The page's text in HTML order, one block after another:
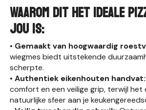
Waarom dit het ideale
jou is:
• Gemaakt van hoogwaardig
wiegmes biedt uitstekende
scherpte.
• Authentiek eikenhouten handvat:
comfort en een veilige grip, terwijl het
natuurlijke sfeer aan je